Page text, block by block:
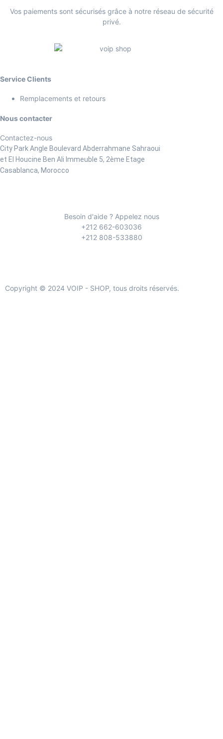
Vos paiements sont sécurisés grâce à notre réseau de sécurité
privé.
Service Clients
Remplacements et retours
Nous contacter
Contactez-nous
City Park Angle Boulevard Abderrahmane Sahraoui
et El Houcine Ben Ali Immeuble 5, 2ème Etage
Casablanca, Morocco
Besoin d'aide ? Appelez nous
+212 662-603036
+212 808-533880
Copyright © 2024 VOIP - SHOP, tous droits réservés.